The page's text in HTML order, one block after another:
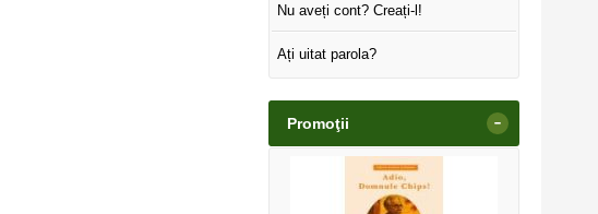
Nu aveți cont? Creați-l!
Ați uitat parola?
Promoţii -